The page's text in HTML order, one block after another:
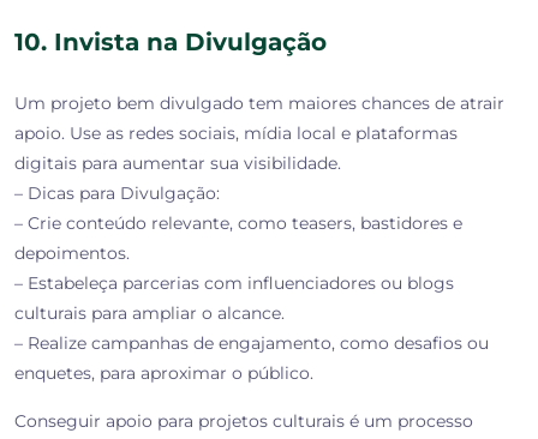
10. Invista na Divulgação
Um projeto bem divulgado tem maiores chances de atrair
apoio. Use as redes sociais, mídia local e plataformas
digitais para aumentar sua visibilidade.
– Dicas para Divulgação:
– Crie conteúdo relevante, como teasers, bastidores e
depoimentos.
– Estabeleça parcerias com influenciadores ou blogs
culturais para ampliar o alcance.
– Realize campanhas de engajamento, como desafios ou
enquetes, para aproximar o público.
Conseguir apoio para projetos culturais é um processo